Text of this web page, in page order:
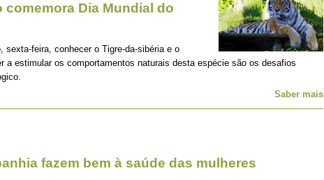
Dia Mundial do
sexta-feira, conhecer o Tigre-da-sibéria e o
a estimular os comportamentos naturais desta espécie são os desafios
Saber mais
fazem bem à saúde das mulheres